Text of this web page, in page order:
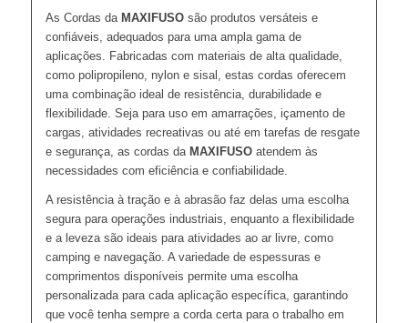
As Cordas da MAXIFUSOsão produtos versáteis e
confiáveis, adequados para uma ampla gama de
aplicações. Fabricadas com materiais de alta qualidade,
como polipropileno, nylon e sisal, estas cordas oferecem
uma combinação ideal de resistência, durabilidade e
flexibilidade. Seja para uso em amarrações, içamento de
cargas, atividades recreativas ou até em tarefas de resgate
e segurança, as cordas da MAXIFUSOatendem às
necessidades com eficiência e confiabilidade.
A resistência à tração e à abrasão faz delas uma escolha
segura para operações industriais, enquanto a flexibilidade
e a leveza são ideais para atividades ao ar livre, como
camping e navegação. A variedade de espessuras e
comprimentos disponíveis permite uma escolha
personalizada para cada aplicação específica, garantindo
que você tenha sempre a corda certa para o trabalho em